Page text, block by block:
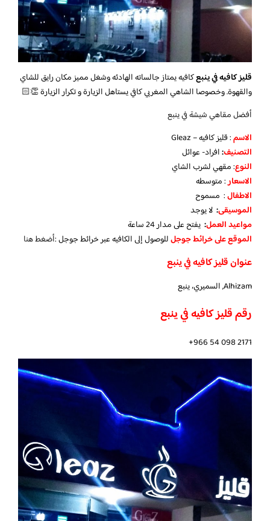
قليز كافيه في ينبعكافيه يمتاز جالساته الهادئه وشغل مميز مكان رايق للشاي
والقهوة. وخصوصا الشاهي المغربي كافي يستاهل الزيارة و تكرار الزيارة 👏🏻
أفضل مقاهي شيشة في ينبع
الاسم: قليز كافيه – Gleaz
التصنيف:افراد- عوائل
النوع: مقهي لشرب الشاي
الاسعار: متوسطه
الاطفال: مسموح
الموسيقى: لا يوجد
مواعيد العمل: يفتح على مدار 24 ساعة
الموقع على خرائط جوجلللوصول إلى الكافيه عبر خرائط جوجل :أضغط هنا
عنوان قليز كافيه في ينبع
Alhizam, السميري، ينبع
رقم قليز كافيه في ينبع